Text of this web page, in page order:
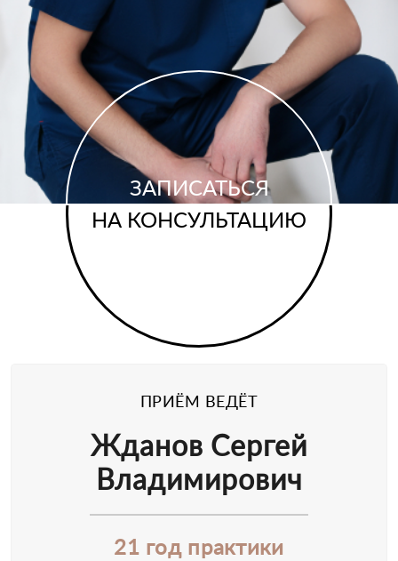
ЗАПИСАТЬСЯ
НА КОНСУЛЬТАЦИЮ
ПРИЁМ ВЕДЁТ
Жданов Сергей
Владимирович
21 год практики